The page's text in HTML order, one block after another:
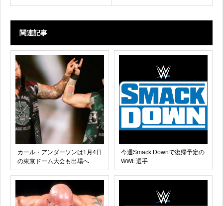
関連記事
カール・アンダーソンは1月4日
の東京ドーム大会も出場へ
今週Smack Downで復帰予定の
WWE選手